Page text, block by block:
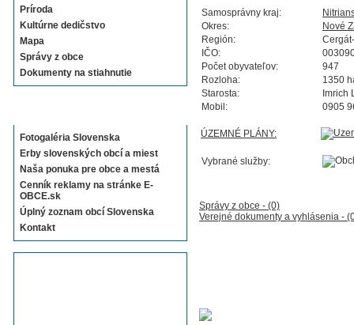
Príroda
Kultúrne dedičstvo
Mapa
Správy z obce
Dokumenty na stiahnutie
Fotogaléria Slovenska
Erby slovenských obcí a miest
Naša ponuka pre obce a mestá
Cenník reklamy na stránke E-
OBCE.sk
Úplný zoznam obcí Slovenska
Kontakt
Samosprávny kraj:
Okres:
Nové
Región:
IČO:
Počet obyvateľov:
947
Rozloha:
1350
Starosta:
Imrich
Mobil:
0905
ÚZEMNÉ PLÁNY:
Vybrané služby:
Správy z obce - (0)
Verejné dokumenty a vyhlásenia -